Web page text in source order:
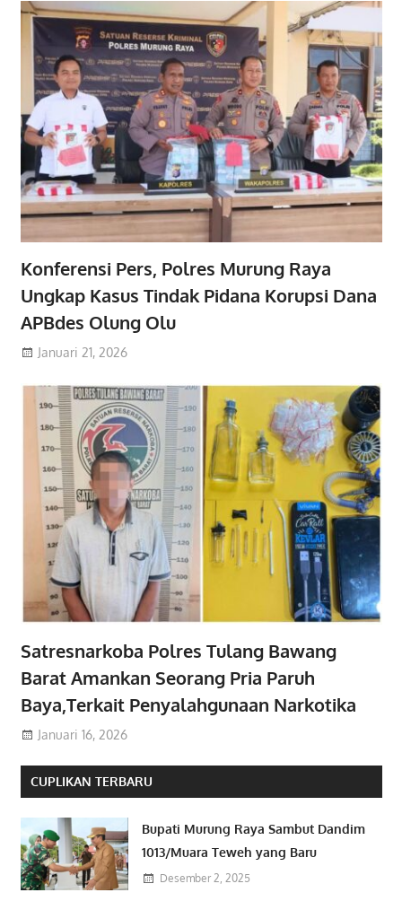
Konferensi Pers, Polres Murung Raya
Ungkap Kasus Tindak Pidana Korupsi Dana
APBdes Olung Olu
Januari 21, 2026
Satresnarkoba Polres Tulang Bawang
Barat Amankan Seorang Pria Paruh
Baya,Terkait Penyalahgunaan Narkotika
Januari 16, 2026
CUPLIKAN TERBARU
Bupati Murung Raya Sambut Dandim
1013/Muara Teweh yang Baru
Desember 2, 2025